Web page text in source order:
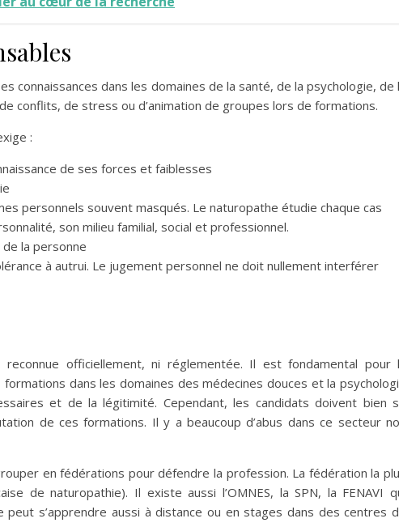
connaissances dans les domaines de la santé, de la psychologie, de
conflits, de stress ou d’animation de groupes lors de formations.
:
de ses forces et faiblesses
personnels souvent masqués. Le naturopathe étudie chaque cas
son milieu familial, social et professionnel.
la personne
à autrui. Le jugement personnel ne doit nullement interférer
reconnue officiellement, ni réglementée. Il est fondamental pour
dans les domaines des médecines douces et la
et de la légitimité. Cependant, les candidats doivent bien
de ces formations. Il y a beaucoup d’abus dans ce secteur
en fédérations pour défendre la profession. La fédération la
de naturopathie). Il existe aussi l’OMNES, la SPN, la FENAVI
s’apprendre aussi à distance ou en stages dans des centres